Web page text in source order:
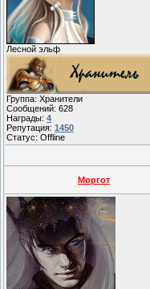
Лесной эльф
Группа: Хранители
Сообщений: 628
Награды: 4
Репутация: 1450
Статус: Offline
Моргот